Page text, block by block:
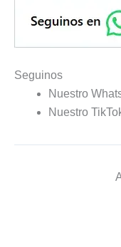
Seguinos
Nuestro
Nuestro